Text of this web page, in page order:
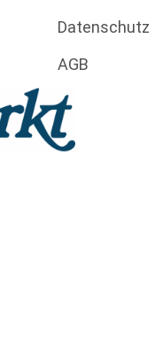
Datenschutz
AGB